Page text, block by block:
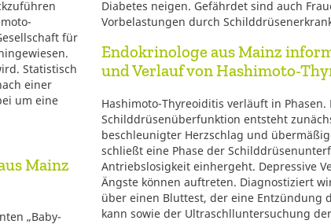
für
Statistisch
einer
um eine
Mainz
„Baby-
Diabetes neigen. Gefährdet sind auch
Vorbelastungen durch
Endokrinologe aus Mainz
und Verlauf von Hashimoto-
Hashimoto-Thyreoiditis verläuft in
Schilddrüsenüberfunktion entsteht
beschleunigter Herzschlag und
schließt eine Phase der
Antriebslosigkeit einhergeht. Depressive
Ängste können auftreten. Diagnostiziert
über einen Bluttest, der eine Entzündung
kann sowie der Ultraschlluntersuchung